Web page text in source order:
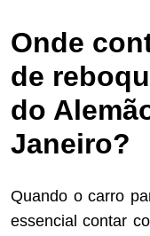
Onde
de
do
Janeiro?
Quando o carro
essencial contar